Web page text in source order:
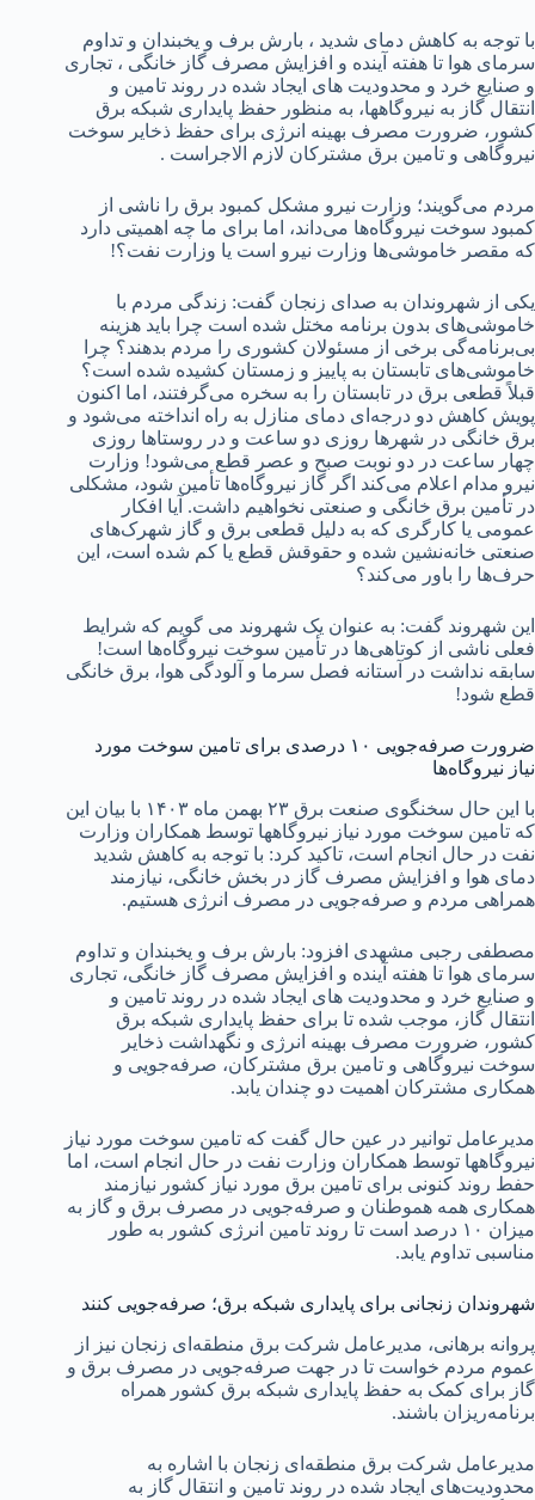
با توجه به کاهش دمای شدید ، بارش برف و یخبندان و تداوم
سرمای هوا تا هفته آینده و افزایش مصرف گاز خانگی ، تجاری
و صنایع خرد و محدودیت های ایجاد شده در روند تامین و
انتقال گاز به نیروگاهها، به منظور حفظ پایداری شبکه برق
کشور، ضرورت مصرف بهینه انرژی برای حفظ ذخایر سوخت
نیروگاهی و تامین برق مشترکان لازم الاجراست .
مردم می‌گویند؛ وزارت نیرو مشکل کمبود برق را ناشی از
کمبود سوخت نیروگاه‌ها می‌داند، اما برای ما چه اهمیتی دارد
که مقصر خاموشی‌ها وزارت نیرو است یا وزارت نفت؟!
یکی از شهروندان به صدای زنجان گفت: زندگی مردم با
خاموشی‌های بدون برنامه مختل شده است چرا باید هزینه
بی‌برنامه‌گی برخی از مسئولان کشوری را مردم بدهند؟ چرا
خاموشی‌های تابستان به پاییز و زمستان کشیده شده است؟
قبلاً قطعی برق در تابستان را به سخره می‌گرفتند، اما اکنون
پویش کاهش دو درجه‌ای دمای منازل به راه انداخته می‌شود و
برق خانگی در شهر‌ها روزی دو ساعت و در روستا‌ها روزی
چهار ساعت در دو نوبت صبح و عصر قطع می‌شود! وزارت
نیرو مدام اعلام می‌کند اگر گاز نیروگاه‌ها تأمین شود، مشکلی
در تأمین برق خانگی و صنعتی نخواهیم داشت. آیا افکار
عمومی یا کارگری که به دلیل قطعی برق و گاز شهرک‌های
صنعتی خانه‌نشین شده و حقوقش قطع یا کم شده است، این
حرف‌ها را باور می‌کند؟
این شهروند گفت: به عنوان یک شهروند می گویم که شرایط
فعلی ناشی از کوتاهی‌ها در تأمین سوخت نیروگاه‌ها است!
سابقه نداشت در آستانه فصل سرما و آلودگی هوا، برق خانگی
قطع شود!
ضرورت صرفه‌جویی ۱۰ درصدی برای تامین سوخت مورد
نیاز نیروگاه‌ها
با این حال سخنگوی صنعت برق ۲۳ بهمن ماه ۱۴۰۳ با بیان این
که تامین سوخت مورد نیاز نیروگاهها توسط همکاران وزارت
نفت در حال انجام است، تاکید کرد: با توجه به کاهش شدید
دمای هوا و افزایش مصرف گاز در بخش خانگی، نیازمند
همراهی مردم و صرفه‌جویی در مصرف انرژی هستیم.
مصطفی رجبی مشهدی افزود: بارش برف و یخبندان و تداوم
سرمای هوا تا هفته آینده و افزایش مصرف گاز خانگی، تجاری
و صنایع خرد و محدودیت های ایجاد شده در روند تامین و
انتقال گاز، موجب شده تا برای حفظ پایداری شبکه برق
کشور، ضرورت مصرف بهینه انرژی و نگهداشت ذخایر
سوخت نیروگاهی و تامین برق مشترکان، صرفه‌جویی و
همکاری مشترکان اهمیت دو چندان یابد.
مدیرعامل توانیر در عین حال گفت که تامین سوخت مورد نیاز
نیروگاهها توسط همکاران وزارت نفت در حال انجام است، اما
حفط روند کنونی برای تامین برق مورد نیاز کشور نیازمند
همکاری همه هموطنان و صرفه‌جویی در مصرف برق و گاز به
میزان ۱۰ درصد است تا روند تامین انرژی کشور به طور
مناسبی تداوم یابد.
شهروندان زنجانی برای پایداری شبکه برق؛ صرفه‌جویی کنند
پروانه برهانی، مدیرعامل شرکت برق منطقه‌ای زنجان نیز از
عموم مردم خواست تا در جهت صرفه‌جویی در مصرف برق و
گاز برای کمک به حفظ پایداری شبکه برق کشور همراه
برنامه‌ریزان باشند.
مدیرعامل شرکت برق منطقه‌ای زنجان با اشاره به
محدودیت‌های ایجاد شده در روند تامین و انتقال گاز به